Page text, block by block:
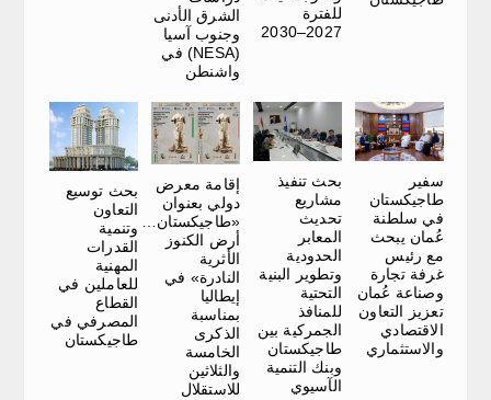
للفترة
2027–2030
الشرق الأدنى
وجنوب آسيا
(NESA) في
واشنطن
سفير
طاجيكستان
في سلطنة
عُمان يبحث
مع رئيس
غرفة تجارة
وصناعة عُمان
تعزيز التعاون
الاقتصادي
والاستثماري
بحث تنفيذ
مشاريع
تحديث
المعابر
الحدودية
وتطوير البنية
التحتية
للمنافذ
الجمركية بين
طاجيكستان
وبنك التنمية
الآسيوي
إقامة معرض
دولي بعنوان
«طاجيكستان…
أرض الكنوز
الأثرية
النادرة» في
إيطاليا
بمناسبة
الذكرى
الخامسة
والثلاثين
للاستقلال
بحث توسيع
التعاون
وتنمية
القدرات
المهنية
للعاملين في
القطاع
المصرفي في
طاجيكستان